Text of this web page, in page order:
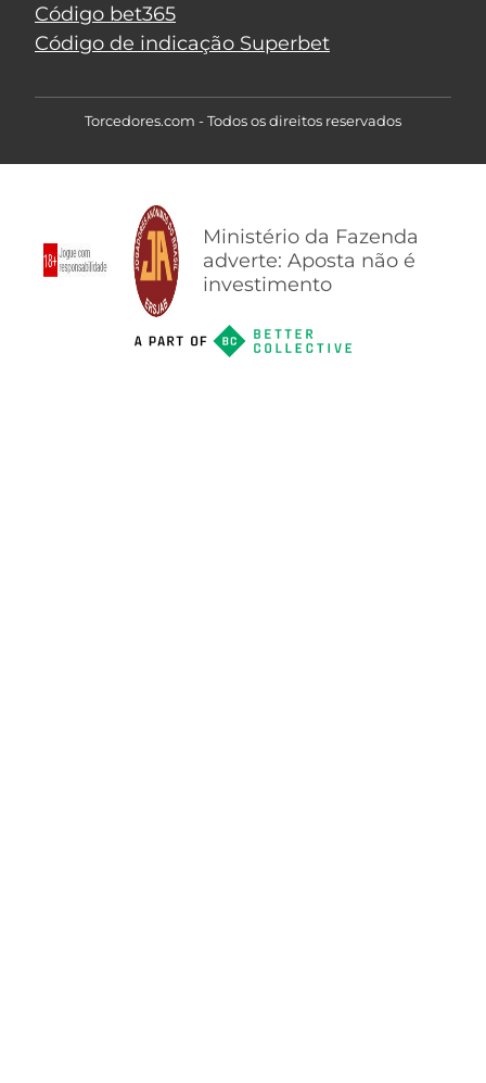
Código bet365
Código de indicação Superbet
Torcedores.com - Todos os direitos reservados
Ministério da Fazenda
adverte: Aposta não é
investimento